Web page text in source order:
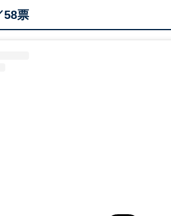
58票